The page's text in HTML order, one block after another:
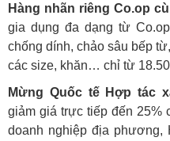
Hàng nhãn riêng Co.op
gia dụng đa dạng từ
chống dính, chảo sâu bếp
các size, khăn… chỉ từ
Mừng Quốc tế Hợp tác
giảm giá trực tiếp đến 25%
doanh nghiệp địa phương,